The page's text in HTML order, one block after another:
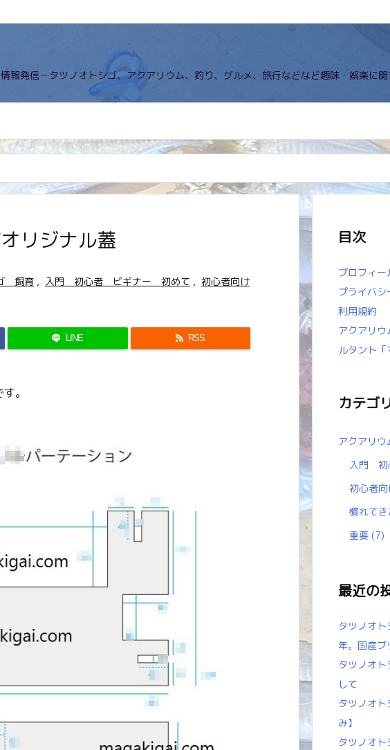
報発信－タツノオトシゴ、アクアリウム、釣り、グルメ、旅行などなど趣味・娯楽に
リジナル蓋
飼育 , 入門 初心者 ビギナー 初めて , 初心者向け
LINE RSS
。
目次
プロフィー
プライバシ
利用規約
アクアリ
ルタント
カテゴ
アクアリ
入門
初心者
慣れてき
重要 (7)
最近の
タツノオ
年。国産
タツノオ
して
タツノオ
み】
タツノオ